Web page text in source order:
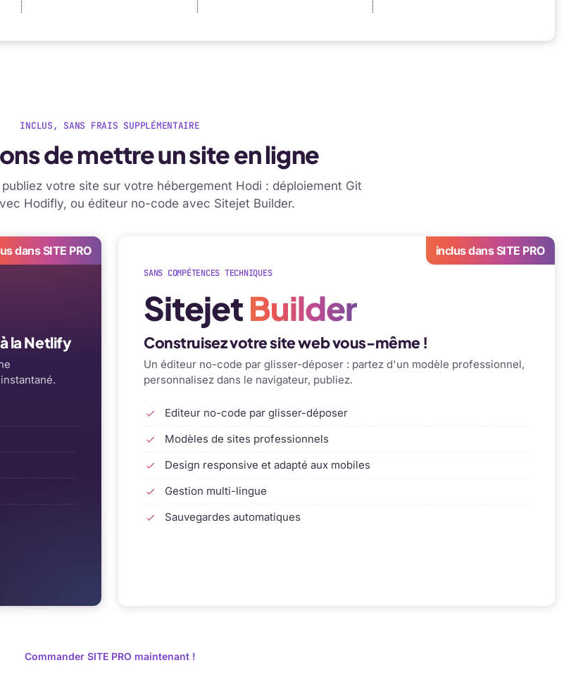
INCLUS, SANS FRAIS SUPPLÉMENTAIRE
de mettre un site en ligne
votre site sur votre hébergement Hodi : déploiement Git
Hodifly, ou éditeur no-code avec Sitejet Builder.
dans SITE PRO
la Netlify
inclus dans SITE PRO
SANS COMPÉTENCES TECHNIQUES
SitejetBuilder
Construisez votre site web vous-même !
Un éditeur no-code par glisser-déposer : partez d'un modèle professionnel,
personnalisez dans le navigateur, publiez.
Editeur no-code par glisser-déposer
Modèles de sites professionnels
Design responsive et adapté aux mobiles
Gestion multi-lingue
Sauvegardes automatiques
Commander SITE PRO maintenant !